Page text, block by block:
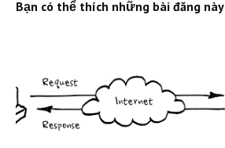
Bạn có thể thích những bài đăng này